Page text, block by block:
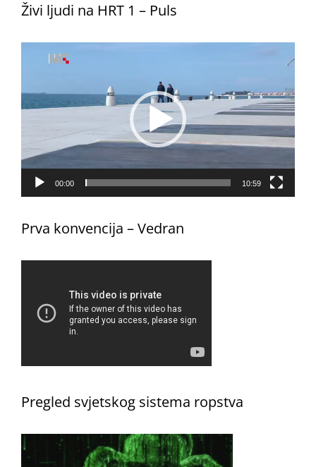
Živi ljudi na HRT 1 – Puls
Reproduktor
videozapisa
00:00 10:59
Prva konvencija – Vedran
Pregled svjetskog sistema ropstva